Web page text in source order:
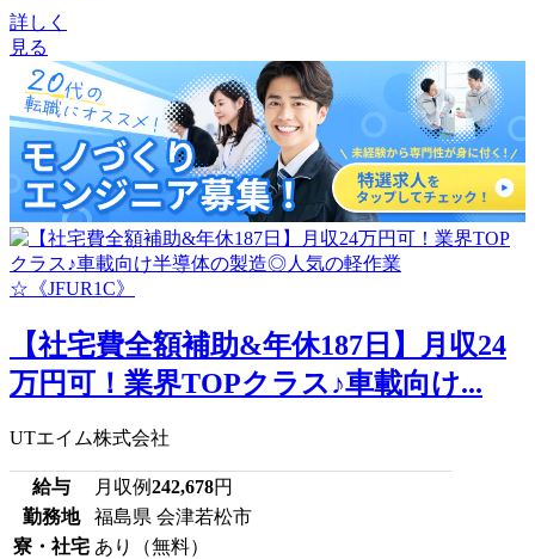
詳しく
見る
【社宅費全額補助&年休187日】月収24
万円可！業界TOPクラス♪車載向け...
UTエイム株式会社
給与 月収例242,678円
勤務地
福島県 会津若松市
寮・社宅 あり（無料）